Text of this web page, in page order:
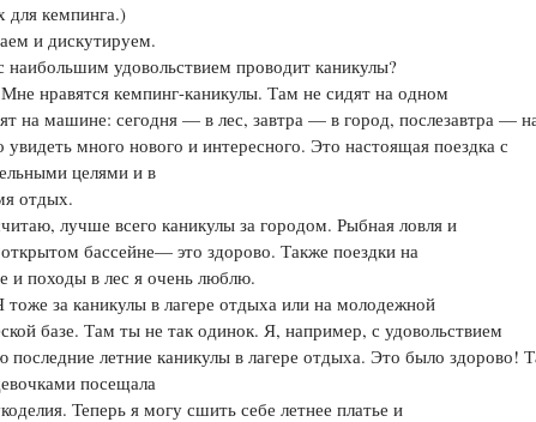
для кемпинга.)
и дискутируем.
наибольшим удовольствием проводит каникулы?
нравятся кемпинг-каникулы. Там не сидят на одном
на машине: сегодня — в лес, завтра — в город, послезавтра —
много нового и интересного. Это настоящая поездка с
целями и в
отдых.
лучше всего каникулы за городом. Рыбная ловля и
бассейне— это здорово. Также поездки на
и походы в лес я очень люблю.
тоже за каникулы в лагере отдыха или на молодежной
базе. Там ты не так одинок. Я, например, с удовольствием
последние летние каникулы в лагере отдыха. Это было здорово!
посещала
Теперь я могу сшить себе летнее платье и